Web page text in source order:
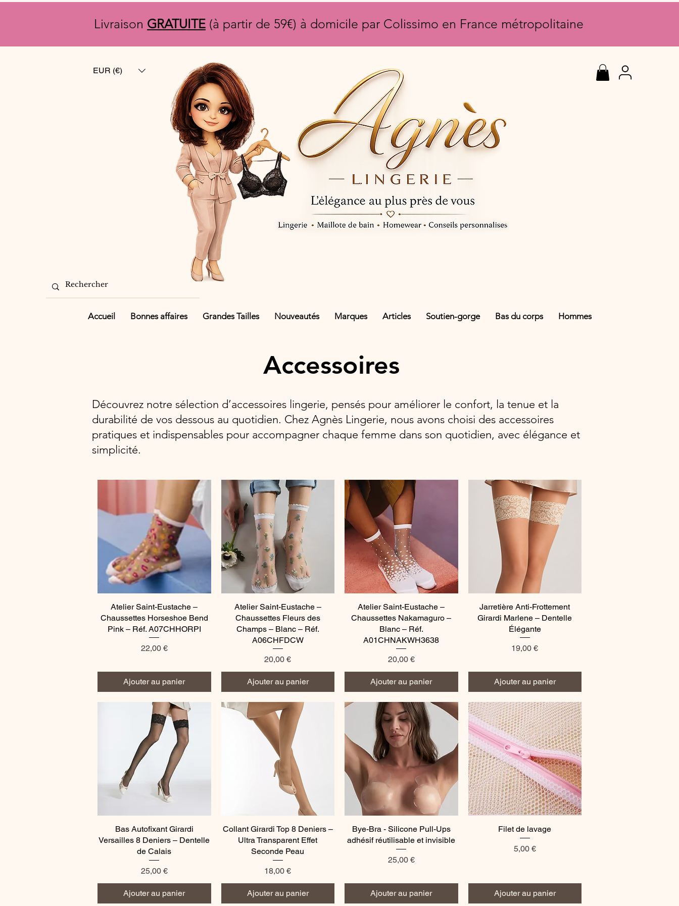
Livraison GRATUITE (à partir de 59€) à domicile par Colissimo en France métropolitaine
EUR (€)
Accueil Bonnes affaires Grandes Tailles Nouveautés Marques Articles Soutien-gorge Bas du corps Hommes
Accessoires
Découvrez notre sélection d’accessoires lingerie, pensés pour améliorer le confort, la tenue et la
durabilité de vos dessous au quotidien. Chez Agnès Lingerie, nous avons choisi des accessoires
pratiques et indispensables pour accompagner chaque femme dans son quotidien, avec élégance et
simplicité.
Aperçu rapide
Atelier Saint-Eustache –
Chaussettes Horseshoe Bend
Pink – Réf. A07CHHORPI
Prix
22,00 €
Ajouter au panier
Aperçu rapide
Atelier Saint-Eustache –
Chaussettes Fleurs des
Champs – Blanc – Réf.
A06CHFDCW
Prix
20,00 €
Ajouter au panier
Aperçu rapide
Atelier Saint-Eustache –
Chaussettes Nakamaguro –
Blanc – Réf.
A01CHNAKWH3638
Prix
20,00 €
Ajouter au panier
Aperçu rapide
Jarretière Anti-Frottement
Girardi Marlene – Dentelle
Élégante
Prix
19,00 €
Ajouter au panier
Aperçu rapide
Bas Autofixant Girardi
Versailles 8 Deniers – Dentelle
de Calais
Prix
25,00 €
Ajouter au panier
Aperçu rapide
Collant Girardi Top 8 Deniers –
Ultra Transparent Effet
Seconde Peau
Prix
18,00 €
Ajouter au panier
Aperçu rapide
Bye-Bra - Silicone Pull-Ups
adhésif réutilisable et invisible
Prix
25,00 €
Ajouter au panier
Aperçu rapide
Filet de lavage
Prix
5,00 €
Ajouter au panier